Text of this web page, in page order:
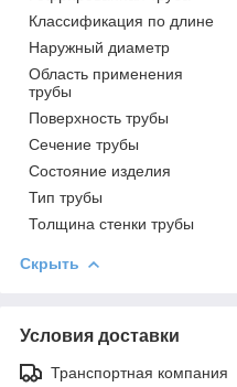
Классификация по длине
Наружный диаметр
Область применения
трубы
Поверхность трубы
Сечение трубы
Состояние изделия
Тип трубы
Толщина стенки трубы
Скрыть
Условия доставки
Транспортная компания